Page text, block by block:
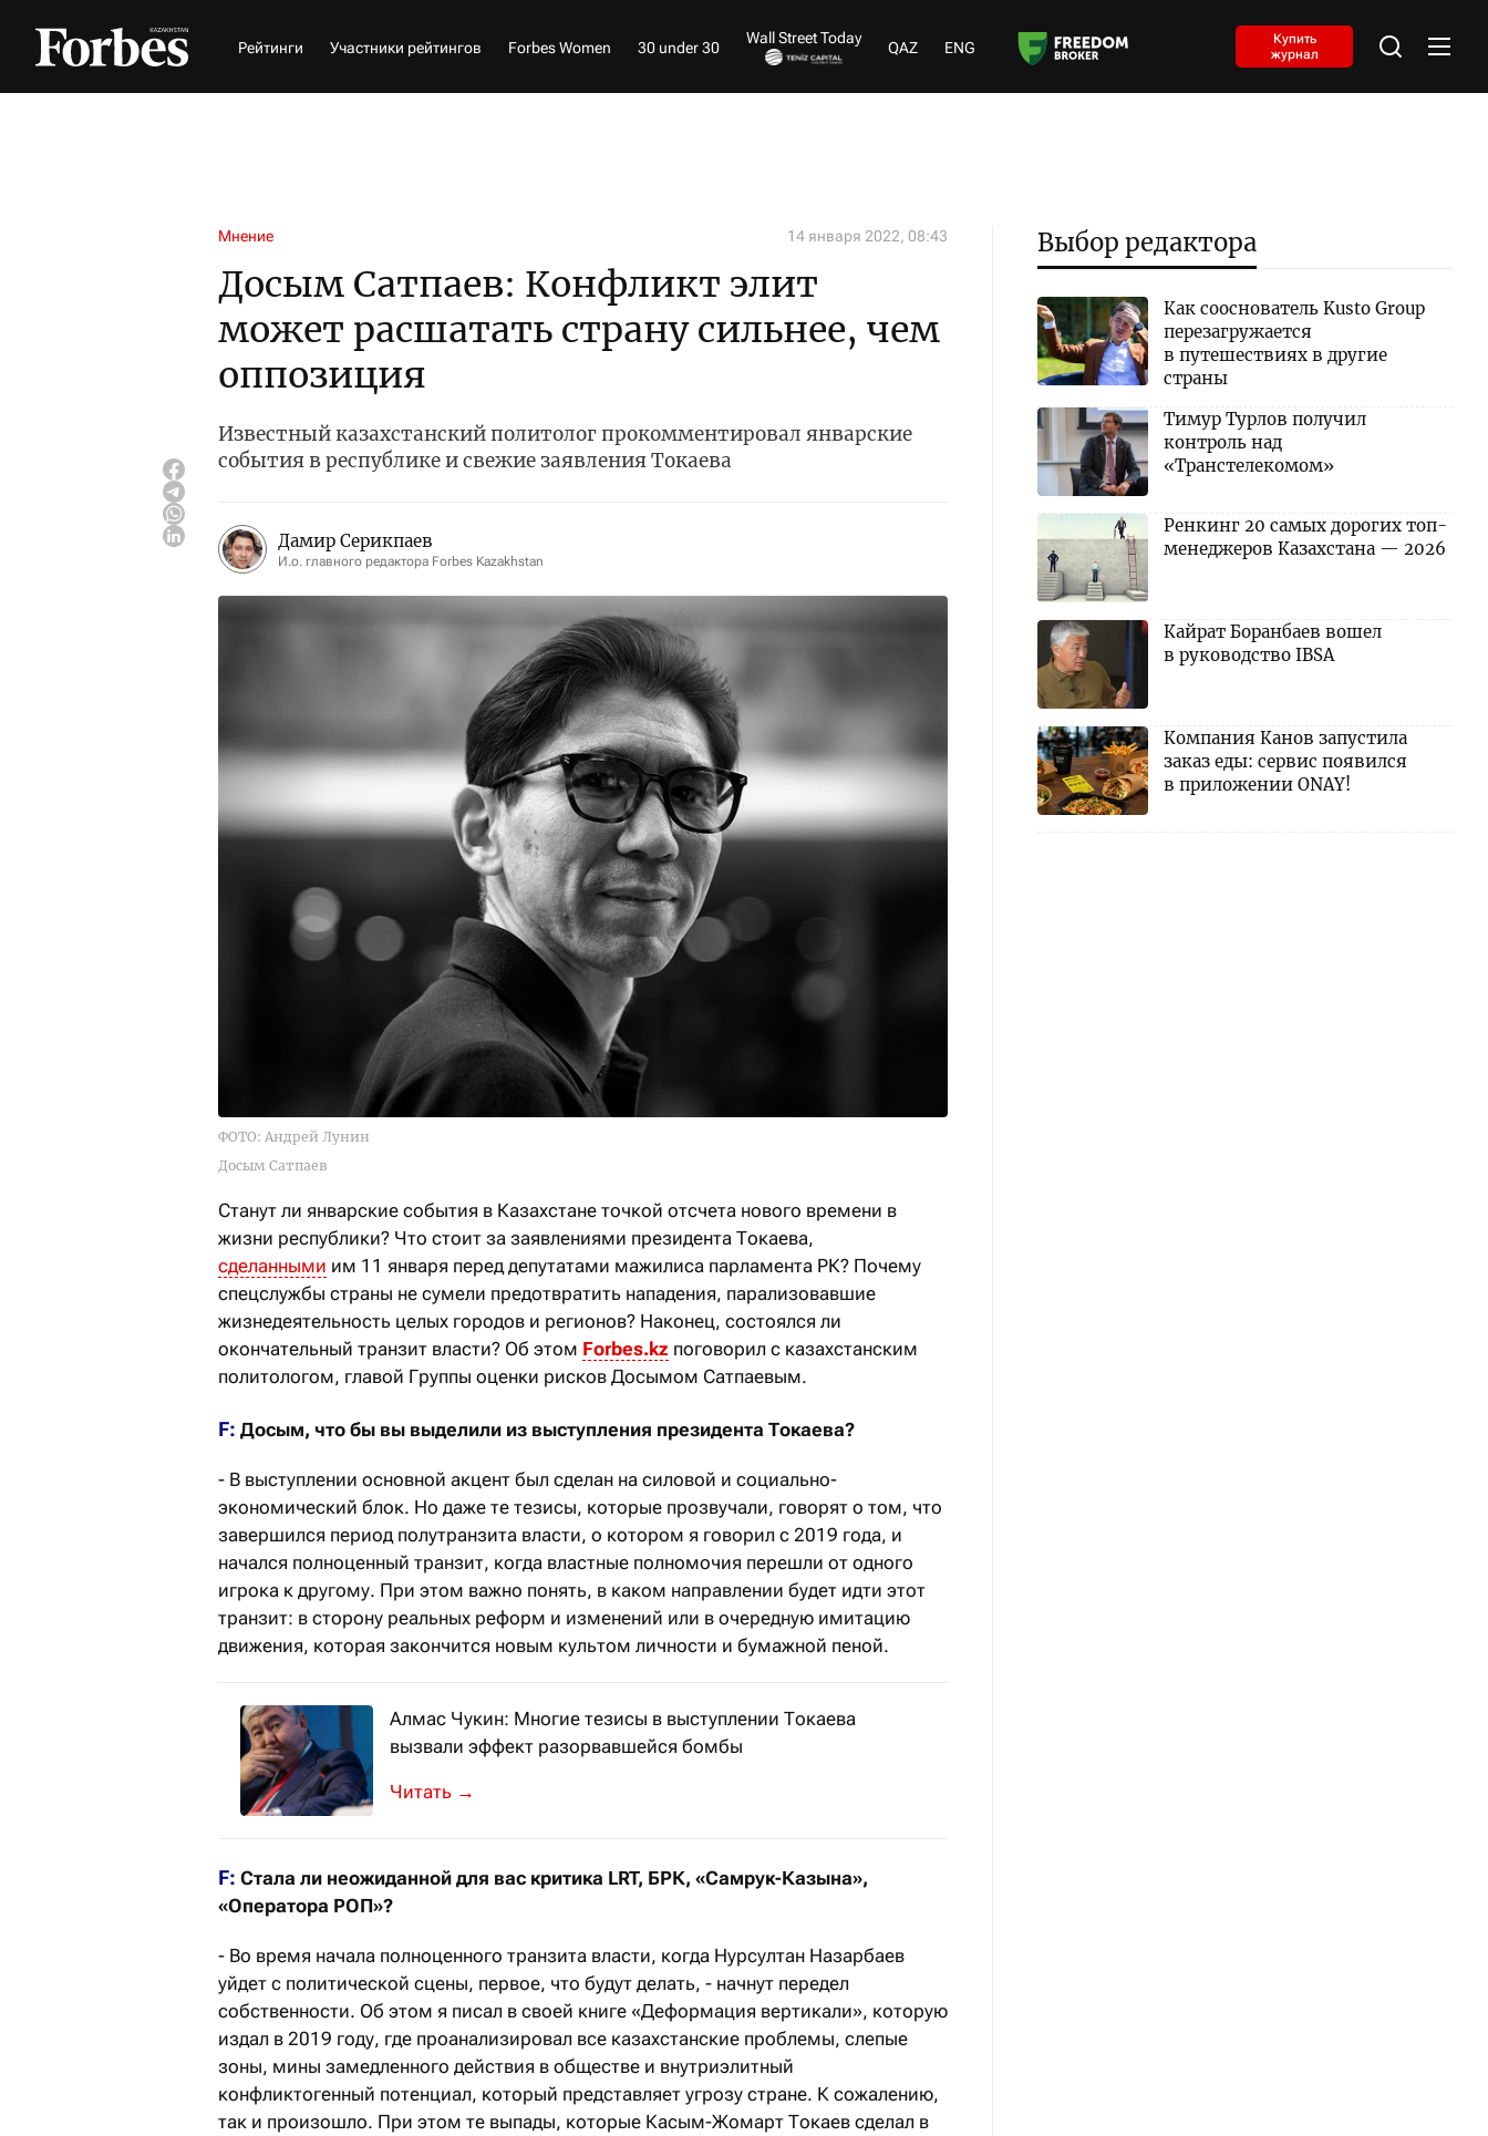
Рейтинги Участники рейтингов Forbes Women 30 under 30
Wall Street Today
QAZ ENG
Купить
журнал
Мнение 14 января 2022, 08:43
Досым Сатпаев: Конфликт элит
может расшатать страну сильнее, чем
оппозиция
Известный казахстанский политолог прокомментировал январские
события в республике и свежие заявления Токаева
Дамир Серикпаев
И.о. главного редактора Forbes Kazakhstan
ФОТО: Андрей Лунин
Досым Сатпаев
Станут ли январские события в Казахстане точкой отсчета нового времени в
жизни республики? Что стоит за заявлениями президента Токаева,
сделанными им 11 января перед депутатами мажилиса парламента РК? Почему
спецслужбы страны не сумели предотвратить нападения, парализовавшие
жизнедеятельность целых городов и регионов? Наконец, состоялся ли
окончательный транзит власти? Об этом Forbes.kz поговорил с казахстанским
политологом, главой Группы оценки рисков Досымом Сатпаевым.
F: Досым, что бы вы выделили из выступления президента Токаева?
- В выступлении основной акцент был сделан на силовой и социально-
экономический блок. Но даже те тезисы, которые прозвучали, говорят о том, что
завершился период полутранзита власти, о котором я говорил с 2019 года, и
начался полноценный транзит, когда властные полномочия перешли от одного
игрока к другому. При этом важно понять, в каком направлении будет идти этот
транзит: в сторону реальных реформ и изменений или в очередную имитацию
движения, которая закончится новым культом личности и бумажной пеной.
Алмас Чукин: Многие тезисы в выступлении Токаева
вызвали эффект разорвавшейся бомбы
Известный казахстанский финансист прокомментировал выступление президента Р...
→
F: Стала ли неожиданной для вас критика LRT, БРК, «Самрук-Казына»,
«Оператора РОП»?
- Во время начала полноценного транзита власти, когда Нурсултан Назарбаев
уйдет с политической сцены, первое, что будут делать, - начнут передел
собственности. Об этом я писал в своей книге «Деформация вертикали», которую
издал в 2019 году, где проанализировал все казахстанские проблемы, слепые
зоны, мины замедленного действия в обществе и внутриэлитный
конфликтогенный потенциал, который представляет угрозу стране. К сожалению,
так и произошло. При этом те выпады, которые Касым-Жомарт Токаев сделал в
Выбор редактора
Как сооснователь Kusto Group
перезагружается
в путешествиях в другие
страны
Тимур Турлов получил
контроль над
«Транстелекомом»
Ренкинг 20 самых дорогих топ-
менеджеров Казахстана — 2026
Кайрат Боранбаев вошел
в руководство IBSA
Компания Канов запустила
заказ еды: сервис появился
в приложении ONAY!